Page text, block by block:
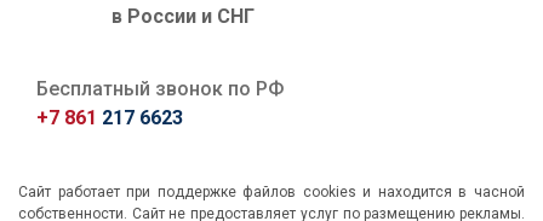
в России и СНГ
Бесплатный звонок по РФ
+7 861 217 6623
Сайт работает при поддержке файлов cookies и находится в часной
собственности. Сайт не предоставляет услуг по размещению рекламы.